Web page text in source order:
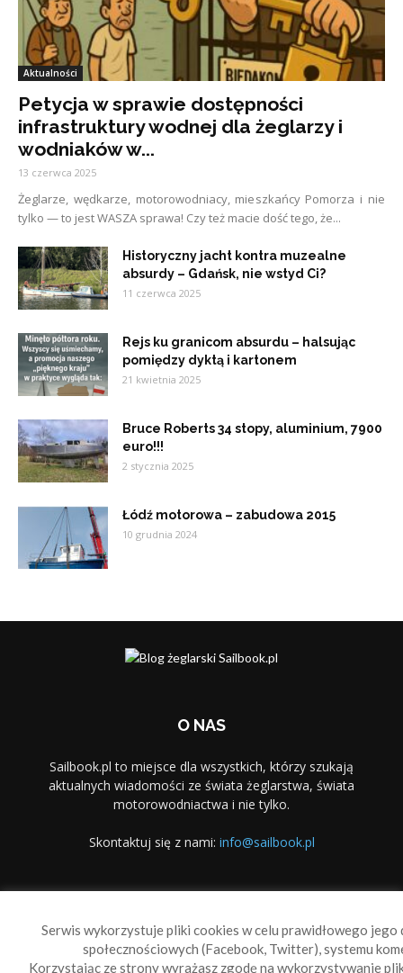
Aktualności
Petycja w sprawie dostępności
infrastruktury wodnej dla żeglarzy i
wodniaków w...
13 czerwca 2025
Żeglarze, wędkarze, motorowodniacy, mieszkańcy Pomorza i nie
tylko — to jest WASZA sprawa! Czy też macie dość tego, że...
Historyczny jacht kontra muzealne
absurdy – Gdańsk, nie wstyd Ci?
11 czerwca 2025
Rejs ku granicom absurdu – halsując
pomiędzy dyktą i kartonem
21 kwietnia 2025
Bruce Roberts 34 stopy, aluminium, 7900
euro!!!
2 stycznia 2025
Łódź motorowa – zabudowa 2015
10 grudnia 2024
O NAS
Sailbook.pl to miejsce dla wszystkich, którzy szukają
aktualnych wiadomości ze świata żeglarstwa, świata
motorowodniactwa i nie tylko.
Skontaktuj się z nami: info@sailbook.pl
Serwis wykorzystuje pliki cookies w celu prawidłowego
społecznościowych (Facebook, Twitter), systemu
Korzystając ze strony wyrażasz zgodę na wykorzystywanie